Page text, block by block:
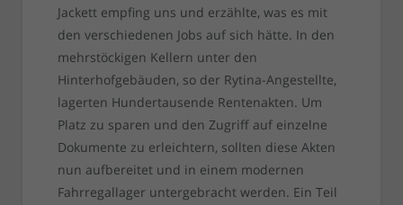
Jackett empfing uns und erzählte, was es mit
den verschiedenen Jobs auf sich hätte. In den
mehrstöckigen Kellern unter den
Hinterhofgebäuden, so der Rytina-Angestellte,
lagerten Hundertausende Rentenakten. Um
Platz zu sparen und den Zugriff auf einzelne
Dokumente zu erleichtern, sollten diese Akten
nun aufbereitet und in einem modernen
Fahrregallager untergebracht werden. Ein Teil